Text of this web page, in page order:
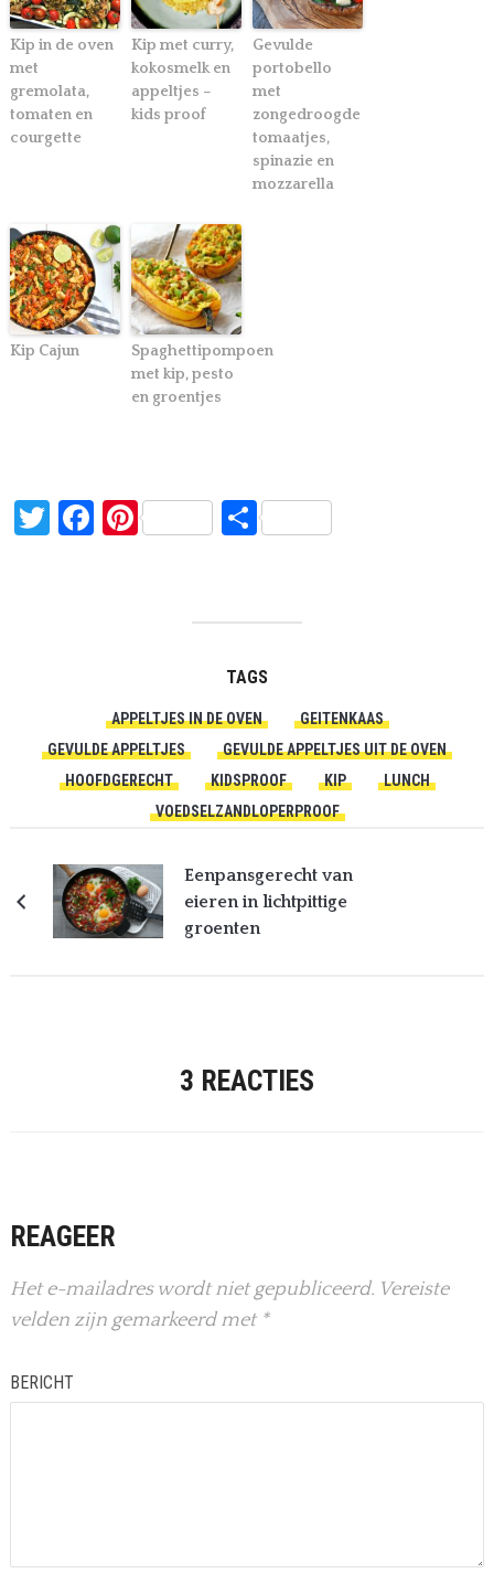
Kip in de oven
met
gremolata,
tomaten en
courgette
Kip met curry,
kokosmelk en
appeltjes –
kids proof
Gevulde
portobello
met
zongedroogde
tomaatjes,
spinazie en
mozzarella
Kip Cajun
Spaghettipompoen
met kip, pesto
en groentjes
TwitterFacebook
PinterestDelen
TAGS
APPELTJES IN DE OVEN
GEITENKAAS
GEVULDE APPELTJES
GEVULDE APPELTJES UIT DE OVEN
HOOFDGERECHT
KIDSPROOF KIP
LUNCH
VOEDSELZANDLOPERPROOF
Eenpansgerecht van
eieren in lichtpittige
groenten
3 REACTIES
REAGEER
Het e-mailadres wordt niet gepubliceerd. Vereiste
velden zijn gemarkeerd met *
BERICHT